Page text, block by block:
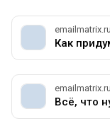
emailmatrix.ru
emailmatrix.ru
Всё, что